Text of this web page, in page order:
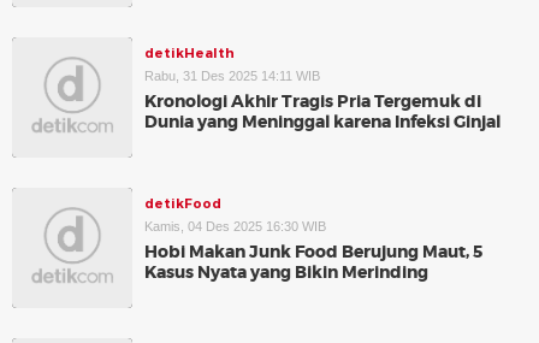
detikHealth
Rabu, 31 Des 2025 14:11 WIB
Kronologi Akhir Tragis Pria Tergemuk di
Dunia yang Meninggal karena Infeksi Ginjal
detikFood
Kamis, 04 Des 2025 16:30 WIB
Hobi Makan Junk Food Berujung Maut, 5
Kasus Nyata yang Bikin Merinding